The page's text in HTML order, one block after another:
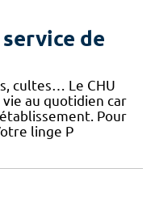
de
cultes… Le CHU
au quotidien car
Pour
linge P